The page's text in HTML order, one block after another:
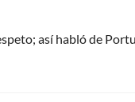
así habló de